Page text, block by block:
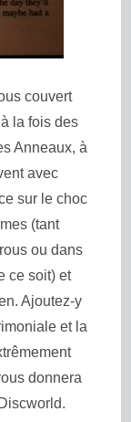
couvert
la fois des
Anneaux, à
avec
sur le choc
(tant
ou dans
ce soit) et
Ajoutez-y
et la
donnera